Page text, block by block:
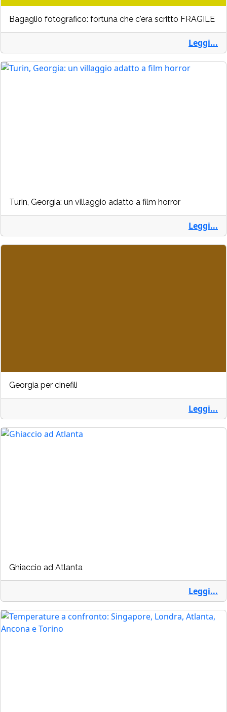
Bagaglio fotografico: fortuna che c'era scritto FRAGILE
Leggi...
Turin, Georgia: un villaggio adatto a film horror
Leggi...
Georgia per cinefili
Leggi...
Ghiaccio ad Atlanta
Leggi...